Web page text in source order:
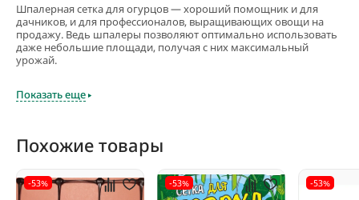
Шпалерная сетка для огурцов — хороший помощник и для
дачников, и для профессионалов, выращивающих овощи на
продажу. Ведь шпалеры позволяют оптимально использовать
даже небольшие площади, получая с них максимальный
урожай.
размера и любой конструкции. Причем, закрепить пластиковую
крепления сетки — пластиковые хомуты. Но возможны и
другие варианты.
Сетка из пластика очень прочна, даже большой урожай не
растянет и не порвет ее. Среди преимуществ материала —
Показать еще
Похожие товары
-53% -53% -53%